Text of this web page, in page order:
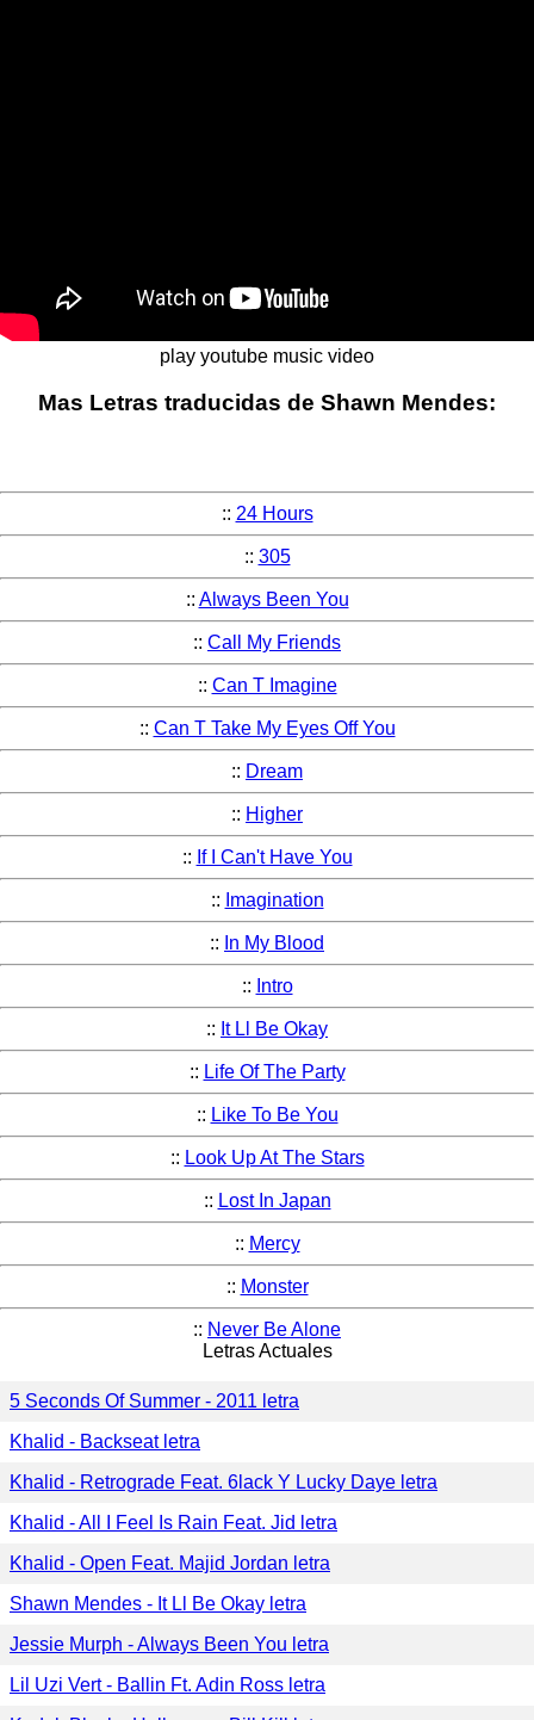
play youtube music video
Mas Letras traducidas de Shawn Mendes:
:: 24 Hours
:: 305
:: Always Been You
:: Call My Friends
:: Can T Imagine
:: Can T Take My Eyes Off You
:: Dream
:: Higher
:: If I Can't Have You
:: Imagination
:: In My Blood
:: Intro
:: It Ll Be Okay
:: Life Of The Party
:: Like To Be You
:: Look Up At The Stars
:: Lost In Japan
:: Mercy
:: Monster
:: Never Be Alone
Letras Actuales
5 Seconds Of Summer - 2011 letra
Khalid - Backseat letra
Khalid - Retrograde Feat. 6lack Y Lucky Daye letra
Khalid - All I Feel Is Rain Feat. Jid letra
Khalid - Open Feat. Majid Jordan letra
Shawn Mendes - It Ll Be Okay letra
Jessie Murph - Always Been You letra
Lil Uzi Vert - Ballin Ft. Adin Ross letra